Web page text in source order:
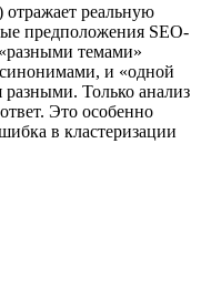
отражает реальную
предположения SEO-
темами»
и «одной
Только анализ
Это особенно
в кластеризации